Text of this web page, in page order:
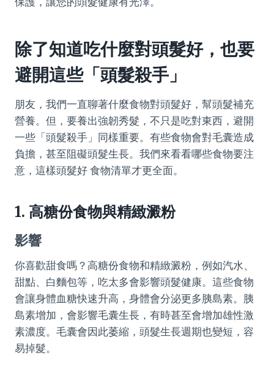
除了知道吃什麼對頭髮好，也要
避開這些「頭髮殺手」
朋友，我們一直聊著什麼食物對頭髮好，幫頭髮補充
營養。但，要養出強韌秀髮，不只是吃對東西，避開
一些「頭髮殺手」同樣重要。有些食物會對毛囊造成
負擔，甚至阻礙頭髮生長。我們來看看哪些食物要注
意，這樣頭髮好 食物清單才更全面。
1. 高糖份食物與精緻澱粉
影響
你喜歡甜食嗎？高糖份食物和精緻澱粉，例如汽水、
甜點、白麵包等，吃太多會影響頭髮健康。這些食物
會讓身體血糖快速升高，身體會分泌更多胰島素。胰
島素增加，會影響毛囊生長，有時甚至會增加雄性激
素濃度。毛囊會因此萎縮，頭髮生長週期也變短，容
易掉髮。